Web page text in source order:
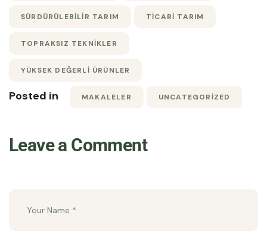
SÜRDÜRÜLEBILIR TARIM TICARI TARIM
TOPRAKSIZ TEKNIKLER
YÜKSEK DEĞERLI ÜRÜNLER
Posted in MAKALELER UNCATEGORIZED
Leave a Comment